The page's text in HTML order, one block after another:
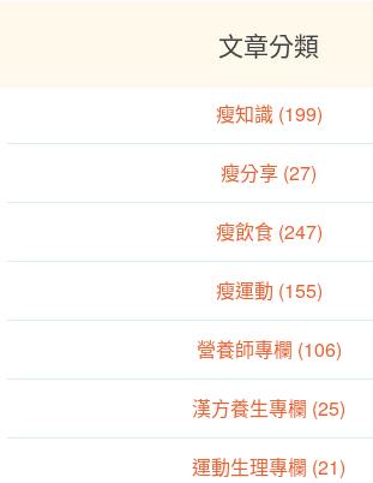
文章分類
瘦知識 (199)
瘦分享 (27)
瘦飲食 (247)
瘦運動 (155)
營養師專欄 (106)
漢方養生專欄 (25)
運動生理專欄 (21)